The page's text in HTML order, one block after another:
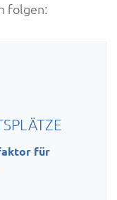
folgen:
für